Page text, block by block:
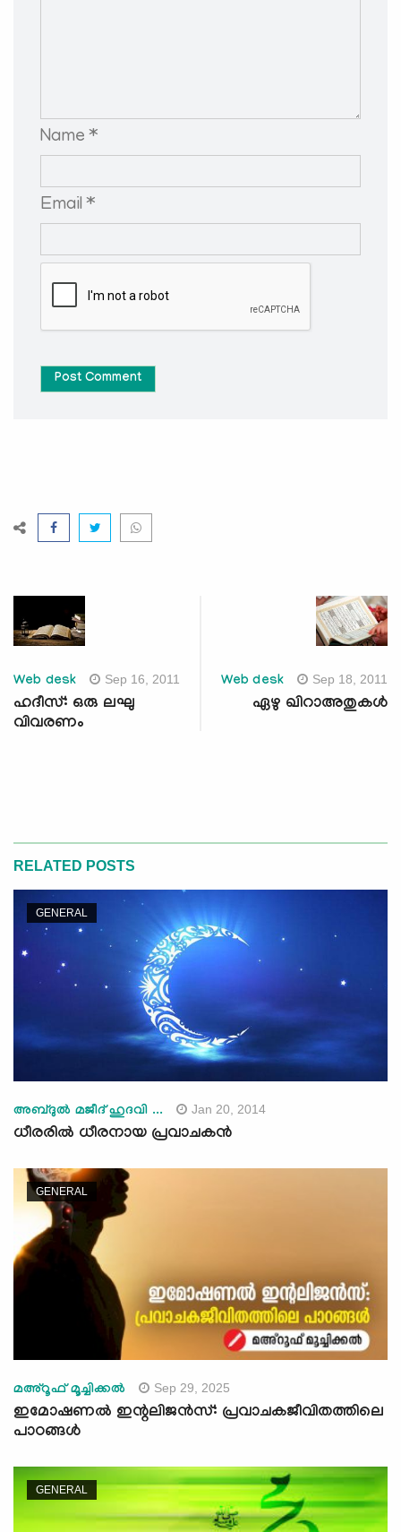
Name *
Email *
Post Comment
Web desk Sep 16, 2011
ഹദീസ്: ഒരു ലഘു
വിവരണം
Web desk Sep 18, 2011
ഏഴു ഖിറാഅതുകള്‍
RELATED POSTS
GENERAL
അബ്ദുല്‍ മജീദ് ഹുദവി ... Jan 20, 2014
ധീരരില്‍ ധീരനായ പ്രവാചകന്‍
GENERAL
മഅ്റൂഫ് മൂച്ചിക്കല്‍ Sep 29, 2025
ഇമോഷണൽ ഇന്റലിജൻസ്: പ്രവാചകജീവിതത്തിലെ
പാഠങ്ങൾ
GENERAL